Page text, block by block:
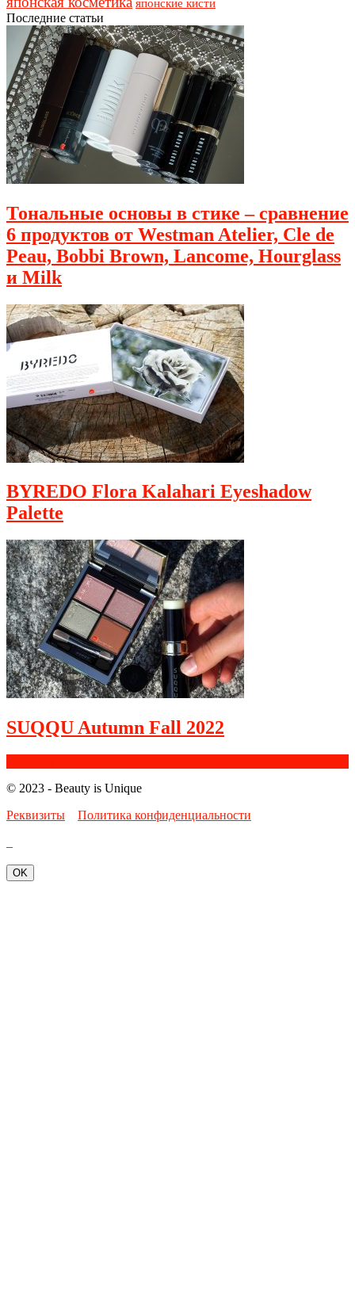
Последние статьи
Тональные основы в стике – сравнение
6 продуктов от Westman Atelier, Cle de
Peau, Bobbi Brown, Lancome, Hourglass
и Milk
BYREDO Flora Kalahari Eyeshadow
Palette
SUQQU Autumn Fall 2022
© 2023 - Beauty is Unique
Реквизиты
Политика конфиденциальности
OK